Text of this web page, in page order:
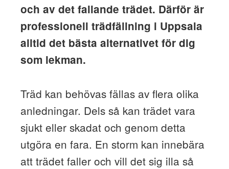
och av det fallande trädet. Därför är
professionell trädfällning i Uppsala
alltid det bästa alternativet för dig
som lekman.
Träd kan behövas fällas av flera olika
anledningar. Dels så kan trädet vara
sjukt eller skadat och genom detta
utgöra en fara. En storm kan innebära
att trädet faller och vill det sig illa så